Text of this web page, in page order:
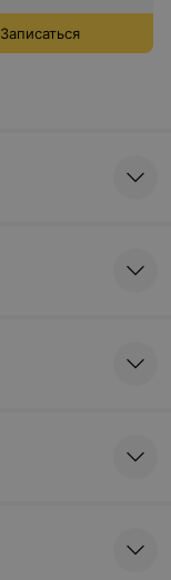
Записаться